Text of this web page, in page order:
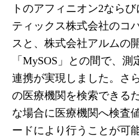
トのアフィニオン2なら
ティックス株式会社のコ
スと、株式会社アルムの
「MySOS」との間で、
連携が実現しました。さ
の医療機関を検索できる
な場合に医療機関へ検査
ードにより行うことが可